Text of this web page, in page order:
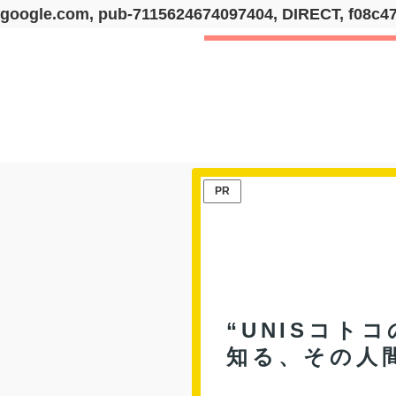
google.com, pub-7115624674097404, DIRECT,
PR
“UNISコトコ
知る、その人